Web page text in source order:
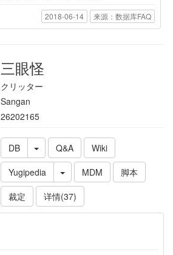
2018-06-14 来源：数据库FAQ
三眼怪
クリッター
Sangan
26202165
DB Q&A
Wiki
Yugipedia
MDM
脚本
裁定
详情(37)